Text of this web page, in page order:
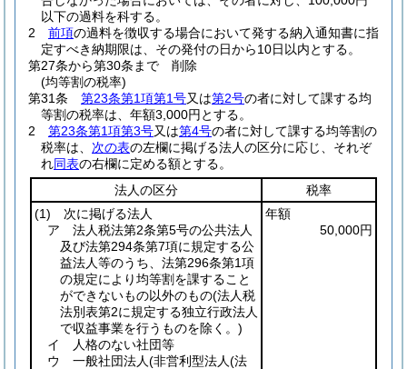
以下の過料を科する。
2
前項の過料を徴収する場合において発する納入通知書に指
定すべき納期限は、その発付の日から10日以内とする。
第27条から第30条まで
削除
(均等割の税率)
第31条
第23条第1項第1号又は第2号の者に対して課する均
等割の税率は、年額3,000円とする。
2
第23条第1項第3号又は第4号の者に対して課する均等割の
税率は、 次の表の左欄に掲げる法人の区分に応じ、それぞ
れ同表の右欄に定める額とする。
法人の区分
税率
(1) 次に掲げる法人
ア 法人税法第2条第5号の公共法人
及び法第294条第7項に規定する公
益法人等のうち、法第296条第1項
の規定により均等割を課すること
ができないもの以外のもの(法人税
法別表第2に規定する独立行政法人
で収益事業を行うものを除く。)
イ 人格のない社団等
ウ 一般社団法人(非営利型法人(法
年額
50,000円